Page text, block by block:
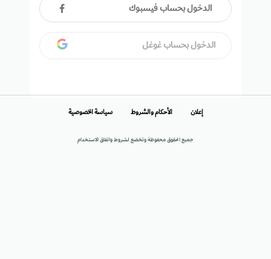
الدخول بحساب فيسبوك
الدخول بحساب غوغل
جميع الحقوق محفوظة وتخضع لشروط واتفاق الاستخدام
إعلان الأحكام والشروط سياسة الخصوصية